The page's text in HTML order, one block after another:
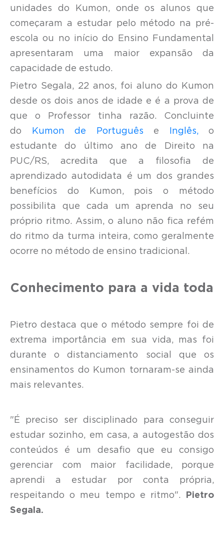
unidades do Kumon, onde os alunos que
começaram a estudar pelo método na pré-
escola ou no início do Ensino Fundamental
apresentaram uma maior expansão da
capacidade de estudo.
Pietro Segala, 22 anos, foi aluno do Kumon
desde os dois anos de idade e é a prova de
que o Professor tinha razão. Concluinte
do Kumon de Português e Inglês,o
estudante do último ano de Direito na
PUC/RS, acredita que a filosofia de
aprendizado autodidata é um dos grandes
benefícios do Kumon, pois o método
possibilita que cada um aprenda no seu
próprio ritmo. Assim, o aluno não fica refém
do ritmo da turma inteira, como geralmente
ocorre no método de ensino tradicional.
Conhecimento para a vida toda
Pietro destaca que o método sempre foi de
extrema importância em sua vida, mas foi
durante o distanciamento social que os
ensinamentos do Kumon tornaram-se ainda
mais relevantes.
"É preciso ser disciplinado para conseguir
estudar sozinho, em casa, a autogestão dos
conteúdos é um desafio que eu consigo
gerenciar com maior facilidade, porque
aprendi a estudar por conta própria,
respeitando o meu tempo e ritmo".
Pietro
Segala.